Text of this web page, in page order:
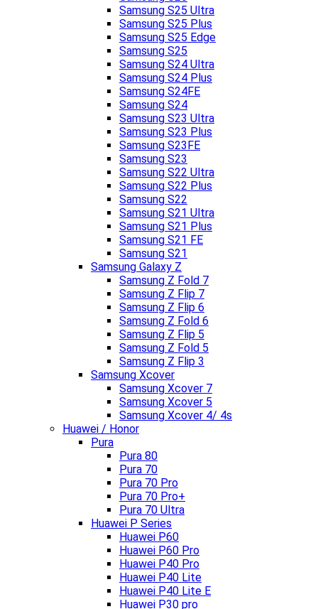
Samsung S25 Ultra
Samsung S25 Plus
Samsung S25 Edge
Samsung S25
Samsung S24 Ultra
Samsung S24 Plus
Samsung S24FE
Samsung S24
Samsung S23 Ultra
Samsung S23 Plus
Samsung S23FE
Samsung S23
Samsung S22 Ultra
Samsung S22 Plus
Samsung S22
Samsung S21 Ultra
Samsung S21 Plus
Samsung S21 FE
Samsung S21
Samsung Galaxy Z
Samsung Z Fold 7
Samsung Z Flip 7
Samsung Z Flip 6
Samsung Z Fold 6
Samsung Z Flip 5
Samsung Z Fold 5
Samsung Z Flip 3
Samsung Xcover
Samsung Xcover 7
Samsung Xcover 5
Samsung Xcover 4/ 4s
Huawei / Honor
Pura
Pura 80
Pura 70
Pura 70 Pro
Pura 70 Pro+
Pura 70 Ultra
Huawei P Series
Huawei P60
Huawei P60 Pro
Huawei P40 Pro
Huawei P40 Lite
Huawei P40 Lite E
Huawei P30 pro